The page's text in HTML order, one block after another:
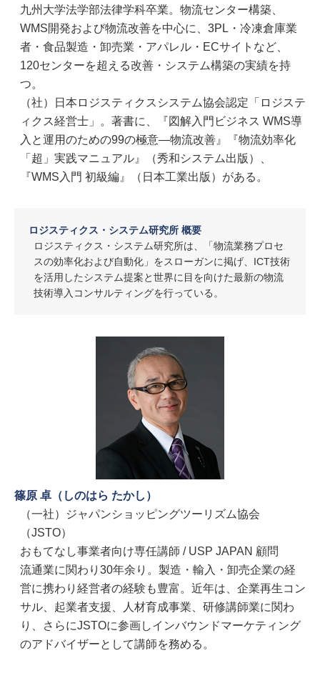
九州大学法学部法律学科卒業。物流センター構築、
WMS開発および物流改善を中心に、3PL・冷凍倉庫業
者・食品製造・卸売業・アパレル・ECサイトなど、
120センターを超える改善・システム構築の実績を持
つ。
（社）日本ロジスティクスシステム協会認定「ロジステ
ィクス経営士」。著書に、『図解入門ビジネス WMS導
入と運用のための99の極意—物流改善』『物流効率化
「超」実践マニュアル』（秀和システム出版）、
『WMS入門 初級編』（日本工業出版）がある。
ロジスティクス・システム研究所 概要
ロジスティクス・システム研究所は、「物流業務プロセ
スの効率化および自動化」をスローガンに掲げ、ICT技術
を活用したシステム提案と世界に目を向けた最新の物流
技術導入コンサルティングを行っている。
篠原 卓（しのはら たかし）
（一社）ジャパンショッピングツーリズム協会
（JSTO）
おもてなし事業者向け専任講師 / USP JAPAN 顧問
流通業に関わり30年余り。製造・輸入・卸売企業の経
営に携わり経営者の経験も豊富。近年は、企業再生コン
サル、起業者支援、人材育成事業、研修講師業に関わ
り、さらにJSTOに参画しインバウンドマーケティング
のアドバイザーとして講師を務める。